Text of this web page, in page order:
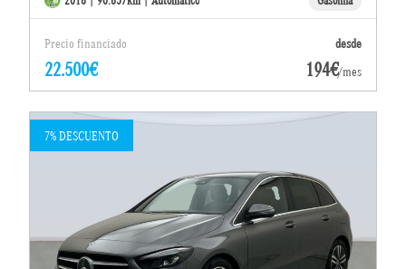
Precio financiado desde
22.500€ 194€/mes
7% DESCUENTO